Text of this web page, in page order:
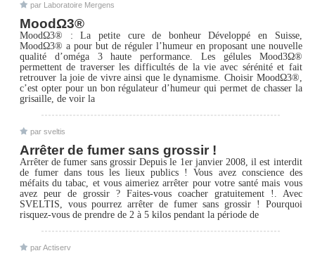
par Laboratoire Mergens
MoodΩ3®
MoodΩ3® : La petite cure de bonheur Développé en Suisse,
MoodΩ3® a pour but de réguler l’humeur en proposant une nouvelle
qualité d’oméga 3 haute performance. Les gélules Mood3Ω®
permettent de traverser les difficultés de la vie avec sérénité et fait
retrouver la joie de vivre ainsi que le dynamisme. Choisir MoodΩ3®,
c’est opter pour un bon régulateur d’humeur qui permet de chasser la
grisaille, de voir la
par sveltis
Arrêter de fumer sans grossir !
Arrêter de fumer sans grossir Depuis le 1er janvier 2008, il est interdit
de fumer dans tous les lieux publics ! Vous avez conscience des
méfaits du tabac, et vous aimeriez arrêter pour votre santé mais vous
avez peur de grossir ? Faites-vous coacher gratuitement !. Avec
SVELTIS, vous pourrez arrêter de fumer sans grossir ! Pourquoi
risquez-vous de prendre de 2 à 5 kilos pendant la période de
par Actiserv